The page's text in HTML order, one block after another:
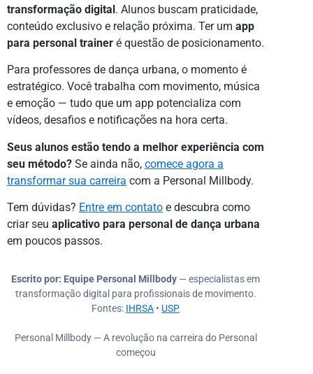
transformação digital. Alunos buscam praticidade,
conteúdo exclusivo e relação próxima. Ter um app
para personal trainer é questão de posicionamento.
Para professores de dança urbana, o momento é
estratégico. Você trabalha com movimento, música
e emoção — tudo que um app potencializa com
vídeos, desafios e notificações na hora certa.
Seus alunos estão tendo a melhor experiência com
seu método? Se ainda não, comece agora a
transformar sua carreira com a Personal Millbody.
Tem dúvidas? Entre em contato e descubra como
criar seu aplicativo para personal de dança urbana
em poucos passos.
Escrito por: Equipe Personal Millbody — especialistas em
transformação digital para profissionais de movimento.
Fontes: IHRSA • USP
Personal Millbody— A revolução na carreira do Personal
começou